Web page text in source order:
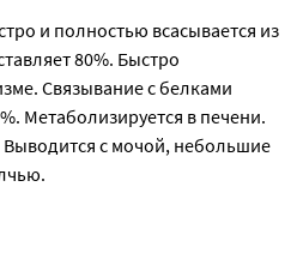
и полностью всасывается из
80%. Быстро
Связывание с белками
Метаболизируется в печени.
Выводится с мочой, небольшие